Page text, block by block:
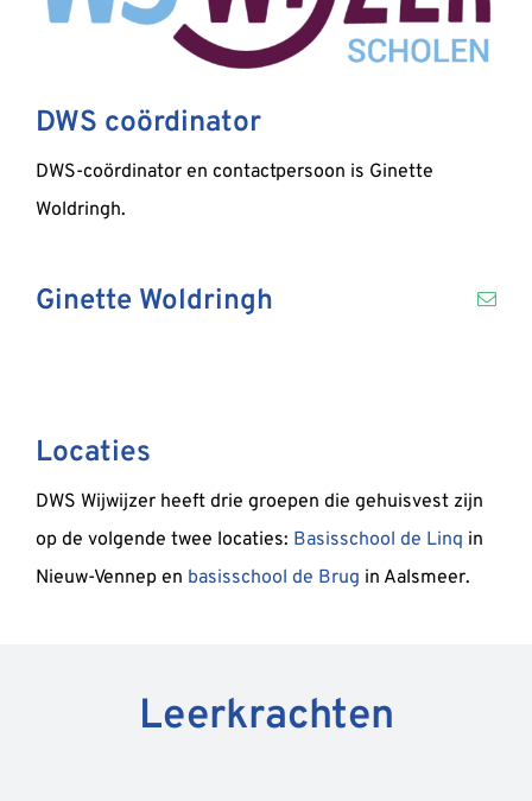
DWS coördinator
DWS-coördinator en contactpersoon is Ginette
Woldringh.
Ginette Woldringh
Locaties
DWS Wijwijzer heeft drie groepen die gehuisvest zijn
op de volgende twee locaties: Basisschool de Linq in
Nieuw-Vennep en basisschool de Brug in Aalsmeer.
Leerkrachten